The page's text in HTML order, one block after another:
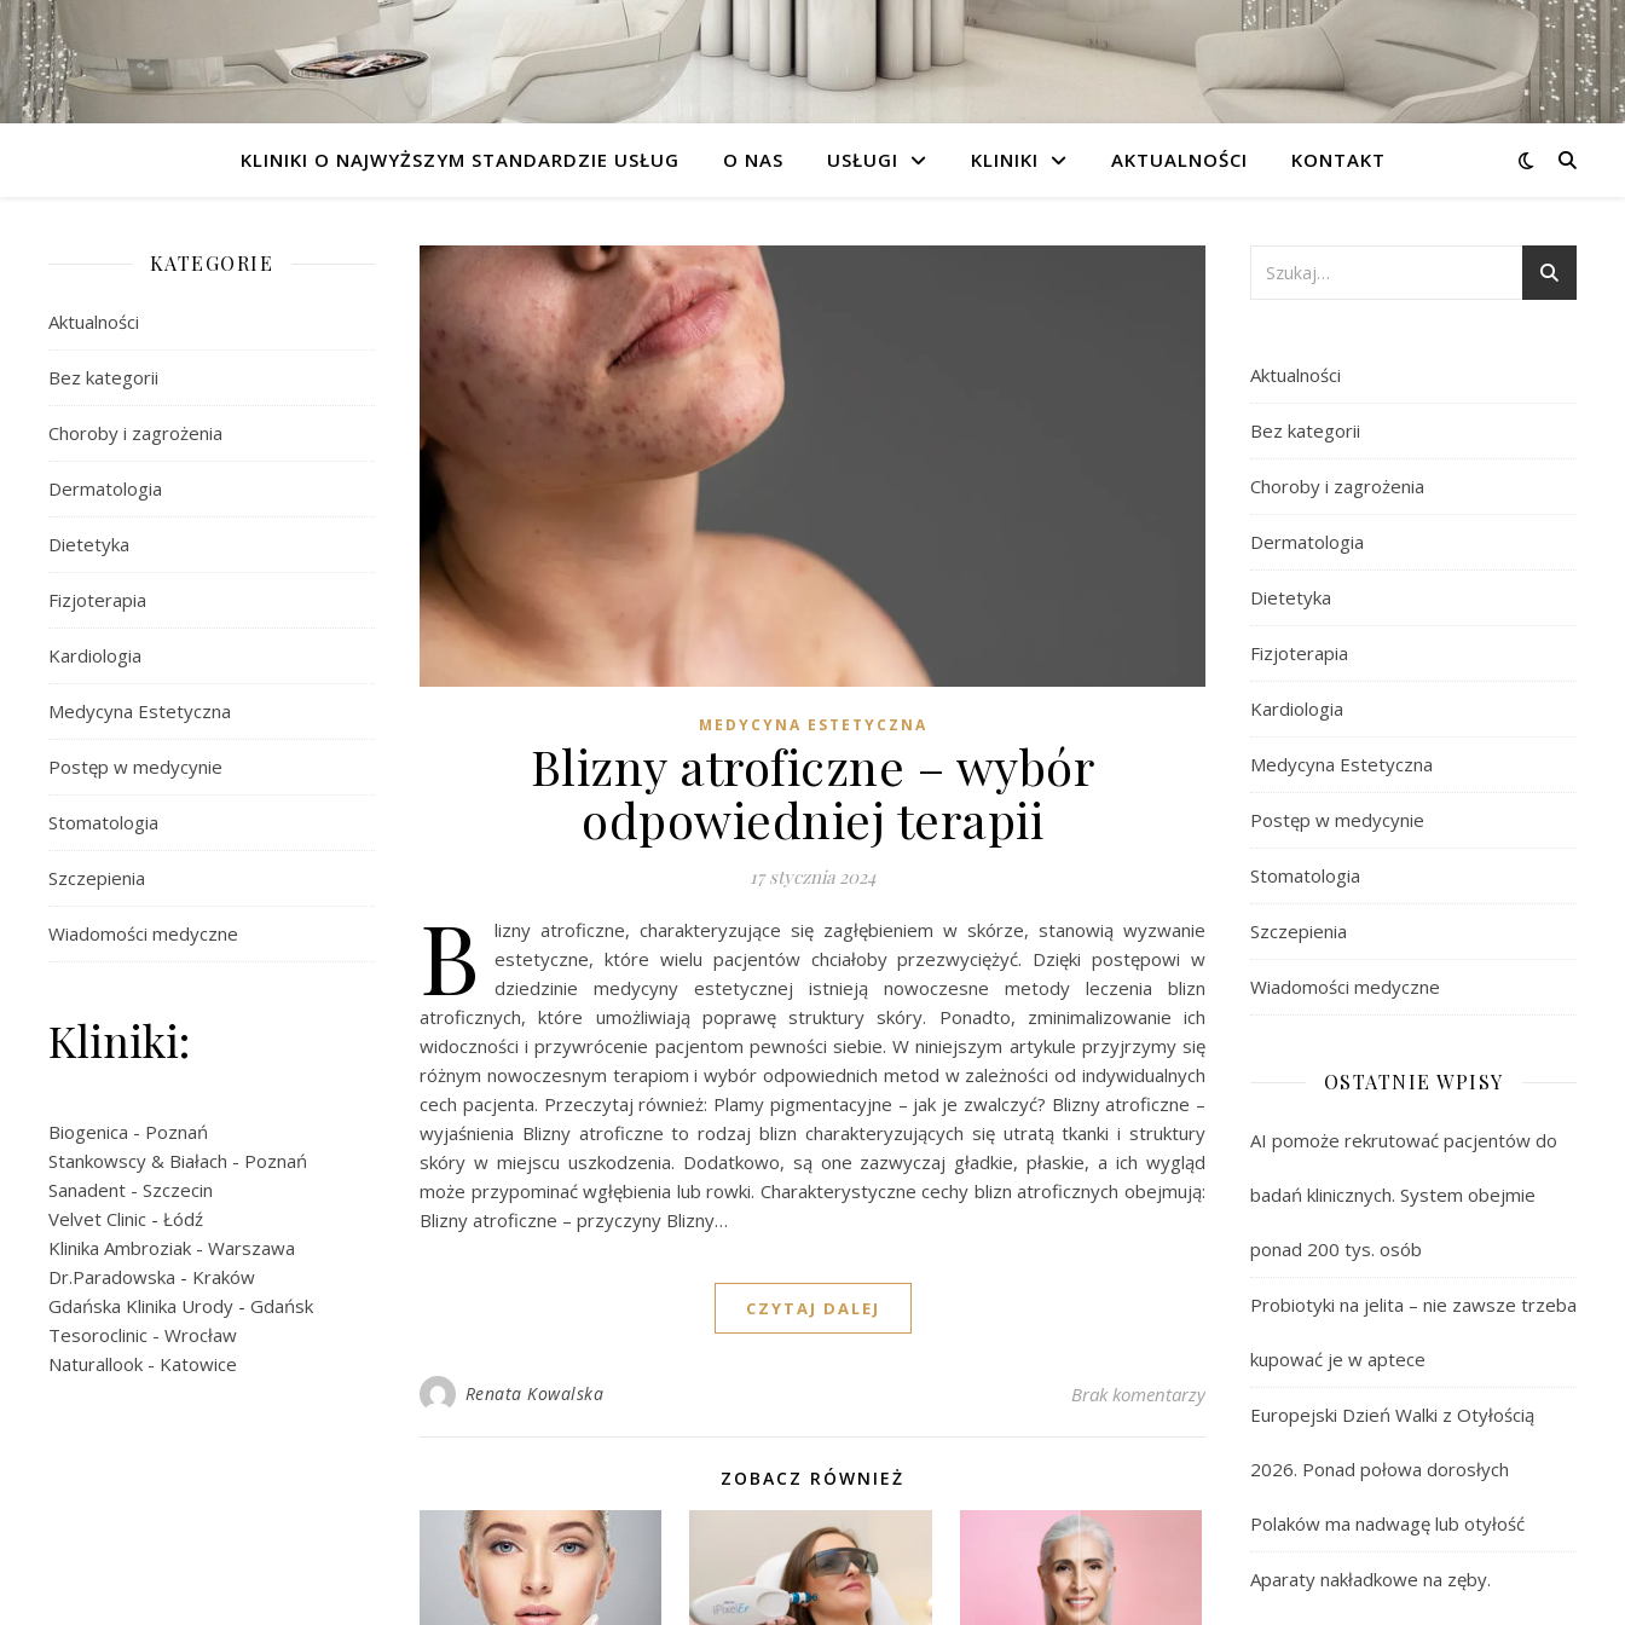
KLINIKI O NAJWYŻSZYM STANDARDZIE USŁUG O NAS USŁUGI KLINIKI AKTUALNOŚCI KONTAKT
KATEGORIE
Aktualności
Bez kategorii
Choroby i zagrożenia
Dermatologia
Dietetyka
Fizjoterapia
Kardiologia
Medycyna Estetyczna
Postęp w medycynie
Stomatologia
Szczepienia
Wiadomości medyczne
Kliniki:
Biogenica - Poznań
Stankowscy & Białach - Poznań
Sanadent - Szczecin
Velvet Clinic - Łódź
Klinika Ambroziak - Warszawa
Dr.Paradowska - Kraków
Gdańska Klinika Urody - Gdańsk
Tesoroclinic - Wrocław
Naturallook - Katowice
MEDYCYNA ESTETYCZNA
Blizny atroficzne – wybór
odpowiedniej terapii
17 stycznia 2024
B
lizny atroficzne, charakteryzujące się zagłębieniem w skórze, stanowią wyzwanie
estetyczne, które wielu pacjentów chciałoby przezwyciężyć. Dzięki postępowi w
dziedzinie medycyny estetycznej istnieją nowoczesne metody leczenia blizn
atroficznych, które umożliwiają poprawę struktury skóry. Ponadto, zminimalizowanie ich
widoczności i przywrócenie pacjentom pewności siebie. W niniejszym artykule przyjrzymy się
różnym nowoczesnym terapiom i wybór odpowiednich metod w zależności od indywidualnych
cech pacjenta. Przeczytaj również: Plamy pigmentacyjne – jak je zwalczyć? Blizny atroficzne –
wyjaśnienia Blizny atroficzne to rodzaj blizn charakteryzujących się utratą tkanki i struktury
skóry w miejscu uszkodzenia. Dodatkowo, są one zazwyczaj gładkie, płaskie, a ich wygląd
może przypominać wgłębienia lub rowki. Charakterystyczne cechy blizn atroficznych obejmują:
Blizny atroficzne – przyczyny Blizny…
CZYTAJ DALEJ
Renata Kowalska Brak komentarzy
ZOBACZ RÓWNIEŻ
Aktualności
Bez kategorii
Choroby i zagrożenia
Dermatologia
Dietetyka
Fizjoterapia
Kardiologia
Medycyna Estetyczna
Postęp w medycynie
Stomatologia
Szczepienia
Wiadomości medyczne
OSTATNIE WPISY
AI pomoże rekrutować pacjentów do
badań klinicznych. System obejmie
ponad 200 tys. osób
Probiotyki na jelita – nie zawsze trzeba
kupować je w aptece
Europejski Dzień Walki z Otyłością
2026. Ponad połowa dorosłych
Polaków ma nadwagę lub otyłość
Aparaty nakładkowe na zęby.